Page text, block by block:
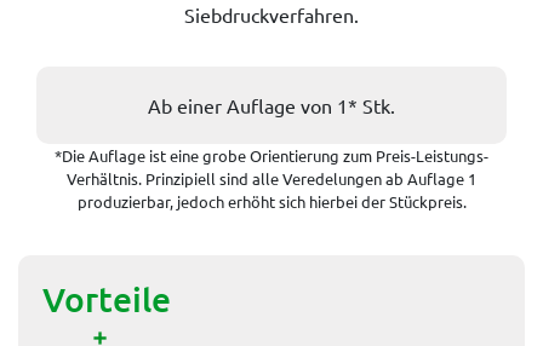
Siebdruckverfahren.
Ab einer Auflage von 1* Stk.
*Die Auflage ist eine grobe Orientierung zum Preis-Leistungs-
Verhältnis. Prinzipiell sind alle Veredelungen ab Auflage 1
produzierbar, jedoch erhöht sich hierbei der Stückpreis.
Vorteile